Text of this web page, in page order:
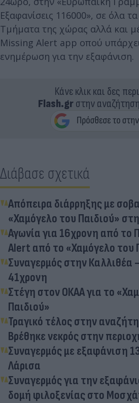
Εξαφανίσεις 116000», σε όλα
Τμήματα της χώρας αλλά και
Missing Alert app οπού
ενημέρωση για την εξαφάνιση.
Κάνε κλικ και δες
Flash.grστην
Διάβασε σχετικά
Απόπειρα διάρρηξης με
«Χαμόγελο του Παιδιού»
Αγωνία για 16χρονη από το
Alert από το «Χαμόγελο του
Συναγερμός στην Καλλιθέα
41χρονη
Στέγη στον ΟΚΑΑ για το
Παιδιού»
Τραγικό τέλος στην
Βρέθηκε νεκρός στην
Συναγερμός με εξαφάνιση
Λάρισα
Συναγερμός για την
δομή φιλοξενίας στο